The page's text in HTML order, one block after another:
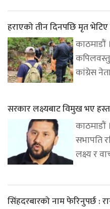
हराएको तीन दिनपछि मृत
काठमाडौं
कांग्रेस
सरकार लक्ष्यबाट विमुख भए
काठमाडौं
सभापति
लक्ष्य र
सिंहदरबारको नाम फेरिनुपर्छ :